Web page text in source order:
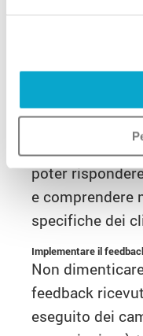
spinto a
negativo.
Monitorare le
recensioni
poter
e comprendere
specifiche dei
Implementare il
Non
feedback
eseguito dei